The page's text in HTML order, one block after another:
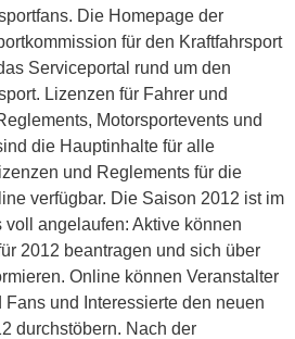
Die Homepage der
für den Kraftfahrsport
Serviceportal rund um den
Lizenzen für Fahrer und
Motorsportevents und
die Hauptinhalte für alle
und Reglements für die
verfügbar. Die Saison 2012 ist im
angelaufen: Aktive können
2012 beantragen und sich über
Online können Veranstalter
und Interessierte den neuen
durchstöbern. Nach der